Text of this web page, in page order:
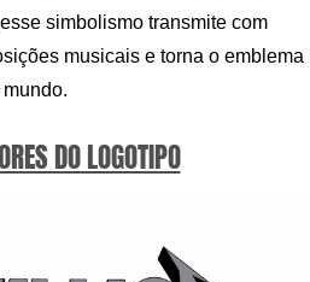
simbolismo transmite com
musicais e torna o emblema
DO LOGOTIPO